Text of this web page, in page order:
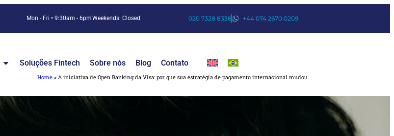
Mon - Fri • 9:30am - 6pmWeekends: Closed 020 7328 8338 +44 074 2670 0209
Soluções Fintech Sobre nós Blog Contato
Home »A iniciativa de Open Banking da Visa: por que sua estratégia de pagamento internacional mudou